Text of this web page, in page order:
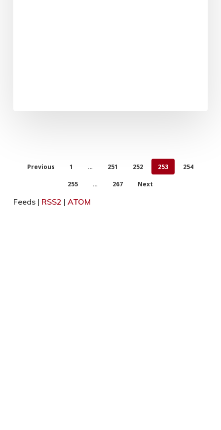
Previous 1 … 251 252 253 254
255 … 267 Next
Feeds | RSS2 | ATOM